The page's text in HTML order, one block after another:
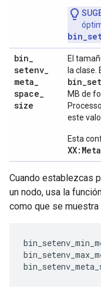
bin_
setenv_
meta_
space_
size
El
la clase.
MB de
este
Esta
Cuando establezcas
un nodo, usa la
como que se muestra